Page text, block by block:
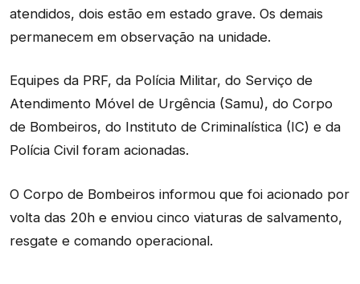
atendidos, dois estão em estado grave. Os demais
permanecem em observação na unidade.
Equipes da PRF, da Polícia Militar, do Serviço de
Atendimento Móvel de Urgência (Samu), do Corpo
de Bombeiros, do Instituto de Criminalística (IC) e da
Polícia Civil foram acionadas.
O Corpo de Bombeiros informou que foi acionado por
volta das 20h e enviou cinco viaturas de salvamento,
resgate e comando operacional.